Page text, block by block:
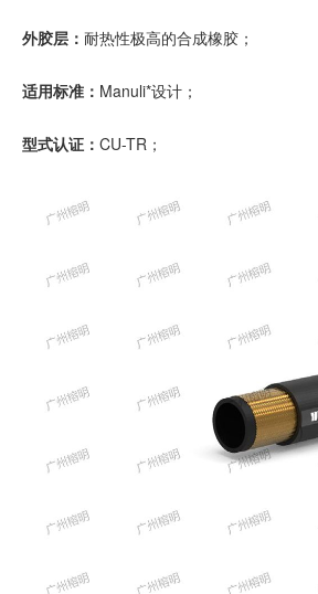
外胶层： 耐热性极高的合成橡胶；
适用标准： Manuli*设计；
型式认证： CU-TR；